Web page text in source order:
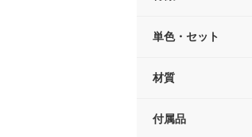
単色・セット
材質
付属品